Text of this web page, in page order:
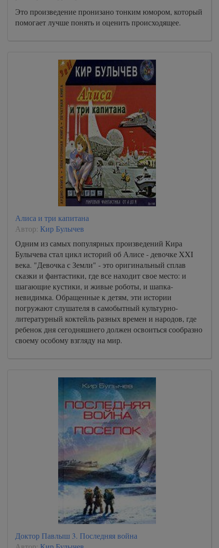
Это произведение пронизано тонким юмором, который
помогает лучше понять и оценить происходящее.
Алиса и три капитана
Автор: Кир Булычев
Одним из самых популярных произведений Кира
Булычева стал цикл историй об Алисе - девочке XXI
века. "Девочка с Земли" - это оригинальный сплав
сказки и фантастики, где все находит свое место: и
шагающие кустики, и живые роботы, и шапка-
невидимка. Обращенные к детям, эти истории
погружают слушателя в самобытный культурно-
литературный коктейль разных времен и народов, где
ребенок дня сегодняшнего должен освоиться сообразно
своему особому взгляду на мир.
Доктор Павлыш 3. Последняя война